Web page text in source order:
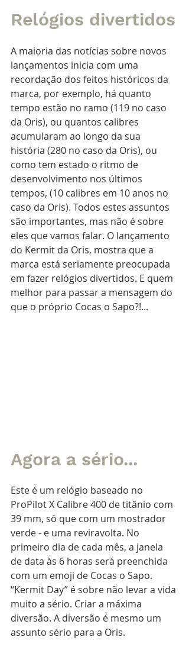
Relógios divertidos
A maioria das notícias sobre novos
lançamentos inicia com uma
recordação dos feitos históricos da
marca, por exemplo, há quanto
tempo estão no ramo (119 no caso
da Oris), ou quantos calibres
acumularam ao longo da sua
história (280 no caso da Oris), ou
como tem estado o ritmo de
desenvolvimento nos últimos
tempos, (10 calibres em 10 anos no
caso da Oris). Todos estes assuntos
são importantes, mas não é sobre
eles que vamos falar. O lançamento
do Kermit da Oris, mostra que a
marca está seriamente preocupada
em fazer relógios divertidos. E quem
melhor para passar a mensagem do
que o próprio Cocas o Sapo?!...
Agora a sério...
Este é um relógio baseado no
ProPilot X Calibre 400 de titânio com
39 mm, só que com um mostrador
verde - e uma reviravolta. No
primeiro dia de cada mês, a janela
de data às 6 horas será preenchida
com um emoji de Cocas o Sapo.
“Kermit Day” é sobre não levar a vida
muito a sério. Criar a máxima
diversão. A diversão é mesmo um
assunto sério para a Oris.